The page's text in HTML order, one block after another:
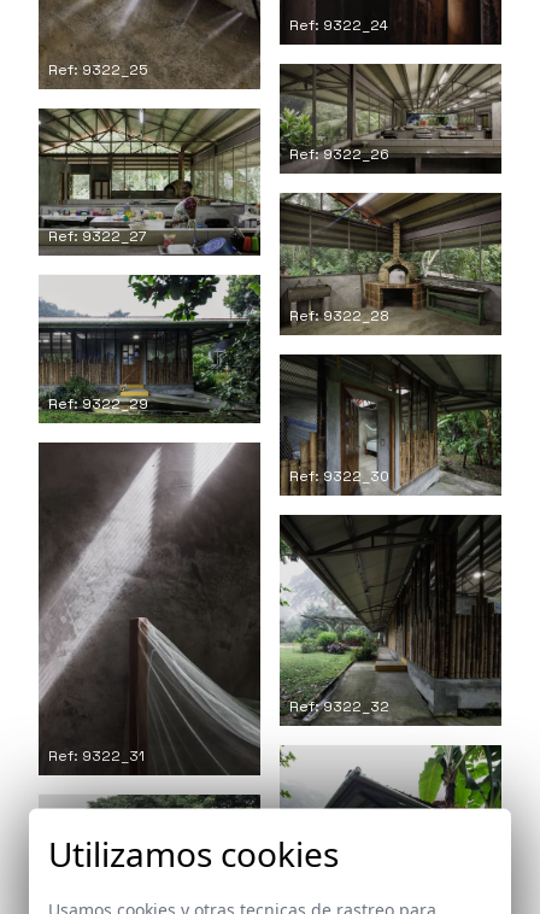
Ref: 9322_24
Ref: 9322_25
Ref: 9322_26
Ref: 9322_27
Ref: 9322_28
Ref: 9322_29
Ref: 9322_30
Ref: 9322_31
Ref: 9322_32
Utilizamos cookies
Usamos cookies y otras tecnicas de rastreo para